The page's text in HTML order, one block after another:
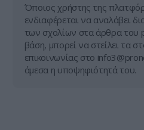
Όποιος χρήστης της
ενδιαφέρεται να αναλάβει
των σχολίων στα άρθρα του
βάση, μπορεί να στείλει τα
επικοινωνίας στο
άμεσα η υποψηφιότητά του.